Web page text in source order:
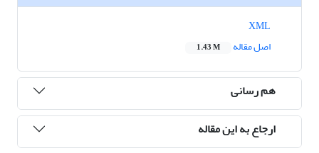
اصل مقاله
1.43 M
هم رسانی
ارجاع به این مقاله